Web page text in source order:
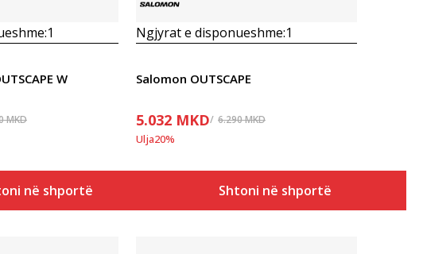
1
W
MKD
në shportë
Ngjyrat e disponueshme:1
Salomon OUTSCAPE
5.032 MKD 6.290MKD
Ulja20%
Shtoni në shportë